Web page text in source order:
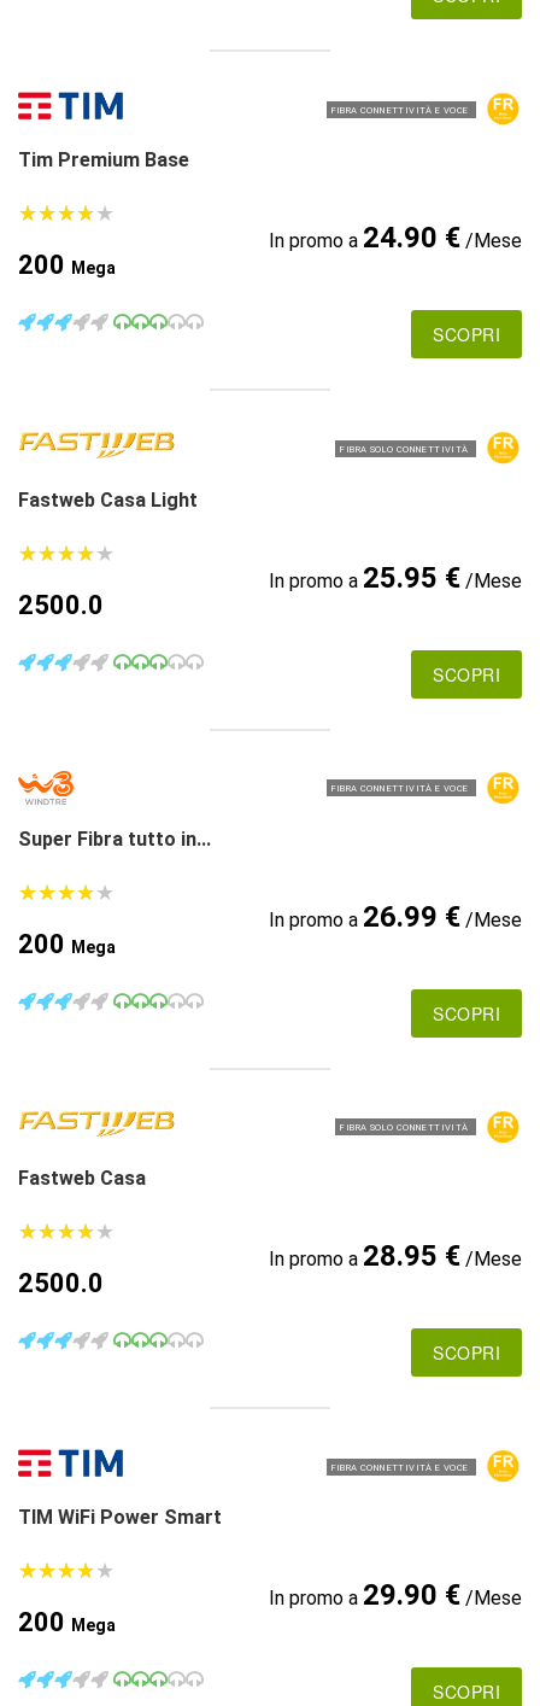
FIBRA CONNETTIVITÀ E VOCE
Tim Premium Base
★★★★★
★★★★★
200 Mega
In promo a 24.90 €/Mese
SCOPRI
FIBRA SOLO CONNETTIVITÀ
Fastweb Casa Light
★★★★★
★★★★★
2500.0
In promo a 25.95 €/Mese
SCOPRI
FIBRA CONNETTIVITÀ E VOCE
Super Fibra tutto in...
★★★★★
★★★★★
200 Mega
In promo a 26.99 €/Mese
SCOPRI
FIBRA SOLO CONNETTIVITÀ
Fastweb Casa
★★★★★
★★★★★
2500.0
In promo a 28.95 €/Mese
SCOPRI
FIBRA CONNETTIVITÀ E VOCE
TIM WiFi Power Smart
★★★★★
★★★★★
200 Mega
In promo a 29.90 €/Mese
SCOPRI